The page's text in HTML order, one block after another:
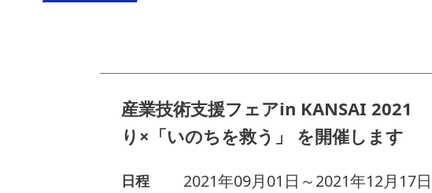
産業技術支援フェアin KANSAI 2021
り×「いのちを救う」 を開催します
日程 2021年09月01日～2021年12月17日